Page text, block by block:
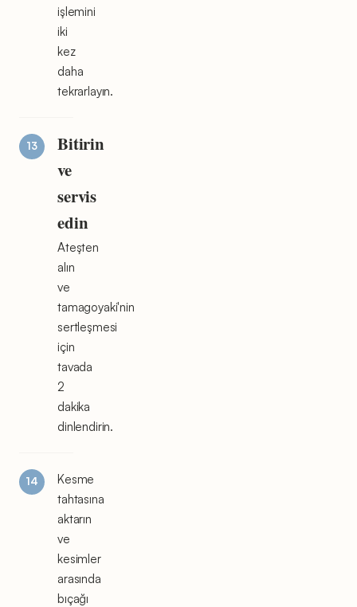
işlemini
iki
kez
daha
tekrarlayın.
Bitirin
ve
servis
edin
Ateşten
alın
ve
tamagoyaki'nin
sertleşmesi
için
tavada
2
dakika
dinlendirin.
Kesme
tahtasına
aktarın
ve
kesimler
arasında
bıçağı